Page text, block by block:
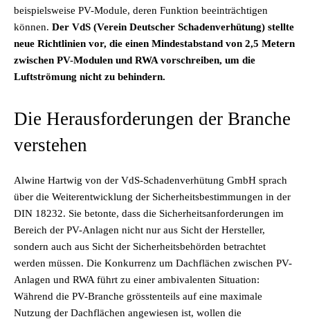
beispielsweise PV-Module, deren Funktion beeinträchtigen
können. Der VdS (Verein Deutscher Schadenverhütung) stellte
neue Richtlinien vor, die einen Mindestabstand von 2,5 Metern
zwischen PV-Modulen und RWA vorschreiben, um die
Luftströmung nicht zu behindern.
Die Herausforderungen der Branche
verstehen
Alwine Hartwig von der VdS-Schadenverhütung GmbH sprach
über die Weiterentwicklung der Sicherheitsbestimmungen in der
DIN 18232. Sie betonte, dass die Sicherheitsanforderungen im
Bereich der PV-Anlagen nicht nur aus Sicht der Hersteller,
sondern auch aus Sicht der Sicherheitsbehörden betrachtet
werden müssen. Die Konkurrenz um Dachflächen zwischen PV-
Anlagen und RWA führt zu einer ambivalenten Situation:
Während die PV-Branche grösstenteils auf eine maximale
Nutzung der Dachflächen angewiesen ist, wollen die